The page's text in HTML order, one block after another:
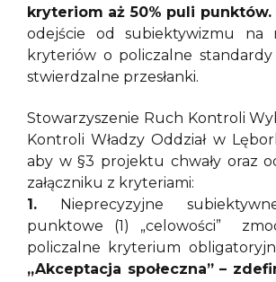
kryteriom aż 50% puli punktów.
odejście od subiektywizmu na
kryteriów o policzalne
stwierdzalne przesłanki.
Stowarzyszenie Ruch Kontroli
Kontroli Władzy Oddział w
aby w §3 projektu chwały oraz
załączniku z kryteriami:
1. Nieprecyzyjne
punktowe (1) „celowości”
policzalne kryterium
„Akceptacja społeczna” –